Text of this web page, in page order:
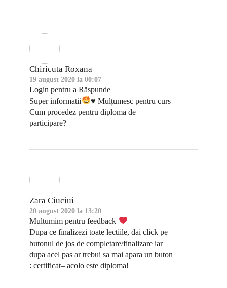
Chiricuta Roxana
19 august 2020 la 00:07
Login pentru a Răspunde
Super informatii
♥️ Mulțumesc pentru curs
Cum procedez pentru diploma de
participare?
Zara Ciuciui
20 august 2020 la 13:20
Multumim pentru feedback
Dupa ce finalizezi toate lectiile, dai click pe
butonul de jos de completare/finalizare iar
dupa acel pas ar trebui sa mai apara un buton
: certificat– acolo este diploma!